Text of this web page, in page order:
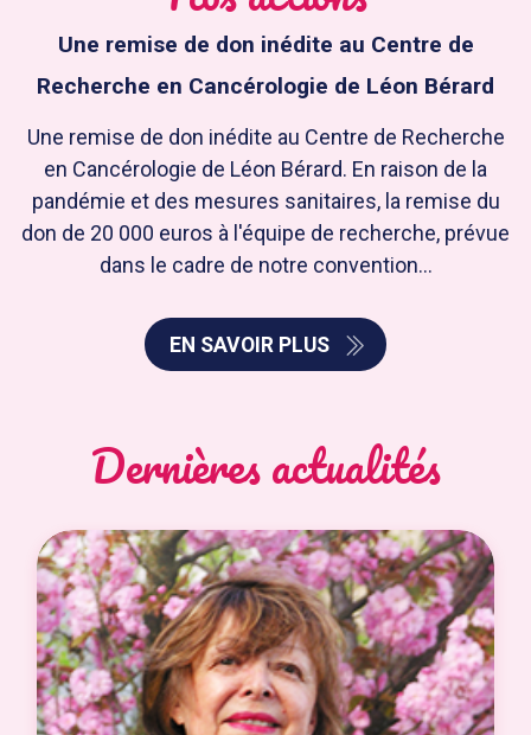
Une remise de don inédite au Centre de
Recherche en Cancérologie de Léon Bérard
Une remise de don inédite au Centre de Recherche
en Cancérologie de Léon Bérard. En raison de la
pandémie et des mesures sanitaires, la remise du
don de 20 000 euros à l'équipe de recherche, prévue
dans le cadre de notre convention...
EN SAVOIR PLUS
Dernières actualités